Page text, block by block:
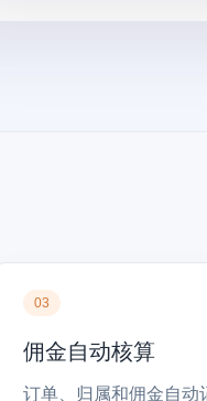
03
佣金自动核算
订单、归属和佣金自动